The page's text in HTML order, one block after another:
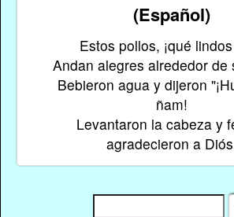
(Español)
Estos pollos, ¡qué
Andan alegres alrededor de
Bebieron agua y dijeron
ñam!
Levantaron la cabeza y
agradecieron a